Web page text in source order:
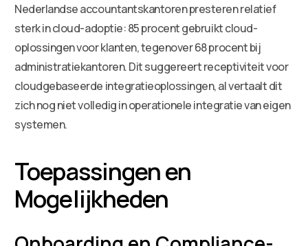
Nederlandse accountantskantoren presteren relatief
sterk in cloud-adoptie: 85 procent gebruikt cloud-
oplossingen voor klanten, tegenover 68 procent bij
administratiekantoren. Dit suggereert receptiviteit voor
cloudgebaseerde integratieoplossingen, al vertaalt dit
zich nog niet volledig in operationele integratie van eigen
systemen.
Toepassingen en
Mogelijkheden